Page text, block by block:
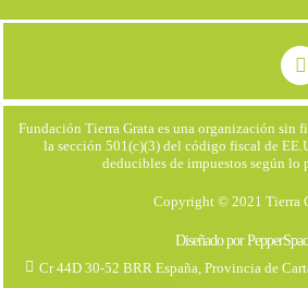
Fundación Tierra Grata es una organización sin
la sección 501(c)(3) del código fiscal de
deducibles de impuestos según lo
Copyright © 2021 Tierra
Diseñado por
Cr 44D 30-52 BRR España, Provincia de